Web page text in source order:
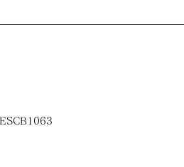
ESCB1063